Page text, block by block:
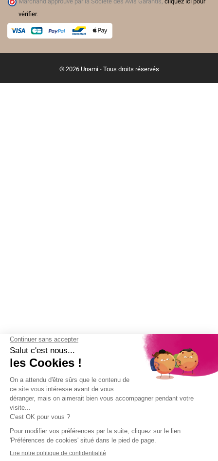
vérifier.
© 2026 Unami - Tous droits réservés